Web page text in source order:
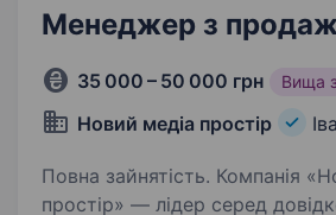
Менеджер з
35 000 – 50 000 грн Вища
Новий медіа простір
Повна зайнятість. Компанія «Новий медіа
простір» — лідер серед